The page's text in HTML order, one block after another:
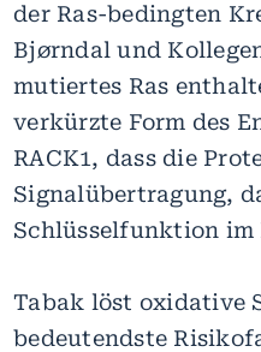
der Ras-bedingten
Bjørndal und
mutiertes Ras
verkürzte Form des
RACK1, dass die
Signalübertragung,
Schlüsselfunktion im
Tabak löst oxidative
bedeutendste